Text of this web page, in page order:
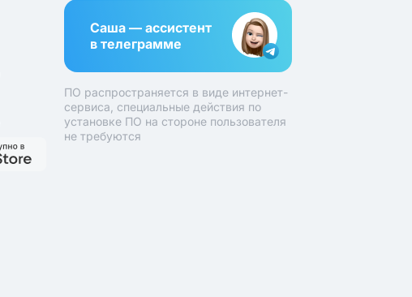
Саша — ассистент
в телеграмме
ПО распространяется в виде интернет-
сервиса, специальные действия по
установке ПО на стороне пользователя
не требуются